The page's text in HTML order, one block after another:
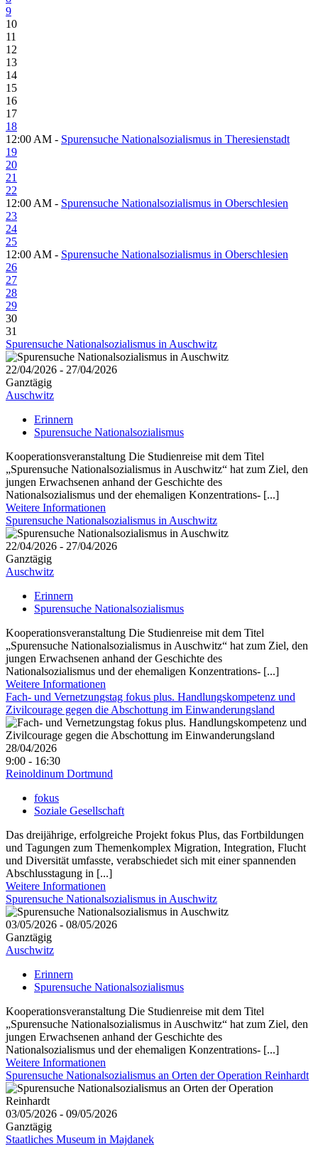
9
10
11
12
13
14
15
16
17
18
12:00 AM - Spurensuche Nationalsozialismus in Theresienstadt
19
20
21
22
12:00 AM - Spurensuche Nationalsozialismus in Oberschlesien
23
24
25
12:00 AM - Spurensuche Nationalsozialismus in Oberschlesien
26
27
28
29
30
31
Spurensuche Nationalsozialismus in Auschwitz
22/04/2026 - 27/04/2026
Ganztägig
Auschwitz
Erinnern
Spurensuche Nationalsozialismus
Kooperationsveranstaltung Die Studienreise mit dem Titel
„Spurensuche Nationalsozialismus in Auschwitz“ hat zum Ziel, den
jungen Erwachsenen anhand der Geschichte des
Nationalsozialismus und der ehemaligen Konzentrations- [...]
Weitere Informationen
Spurensuche Nationalsozialismus in Auschwitz
22/04/2026 - 27/04/2026
Ganztägig
Auschwitz
Erinnern
Spurensuche Nationalsozialismus
Kooperationsveranstaltung Die Studienreise mit dem Titel
„Spurensuche Nationalsozialismus in Auschwitz“ hat zum Ziel, den
jungen Erwachsenen anhand der Geschichte des
Nationalsozialismus und der ehemaligen Konzentrations- [...]
Weitere Informationen
Fach- und Vernetzungstag fokus plus. Handlungskompetenz und
Zivilcourage gegen die Abschottung im Einwanderungsland
28/04/2026
9:00 - 16:30
Reinoldinum Dortmund
fokus
Soziale Gesellschaft
Das dreijährige, erfolgreiche Projekt fokus Plus, das Fortbildungen
und Tagungen zum Themenkomplex Migration, Integration, Flucht
und Diversität umfasste, verabschiedet sich mit einer spannenden
Abschlusstagung in [...]
Weitere Informationen
Spurensuche Nationalsozialismus in Auschwitz
03/05/2026 - 08/05/2026
Ganztägig
Auschwitz
Erinnern
Spurensuche Nationalsozialismus
Kooperationsveranstaltung Die Studienreise mit dem Titel
„Spurensuche Nationalsozialismus in Auschwitz“ hat zum Ziel, den
jungen Erwachsenen anhand der Geschichte des
Nationalsozialismus und der ehemaligen Konzentrations- [...]
Weitere Informationen
Spurensuche Nationalsozialismus an Orten der Operation Reinhardt
03/05/2026 - 09/05/2026
Ganztägig
Staatliches Museum in Majdanek